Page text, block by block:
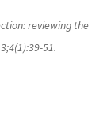
reviewing the
51.